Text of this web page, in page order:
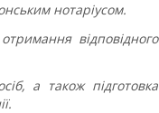
нотаріусом.
відповідного
а також підготовка